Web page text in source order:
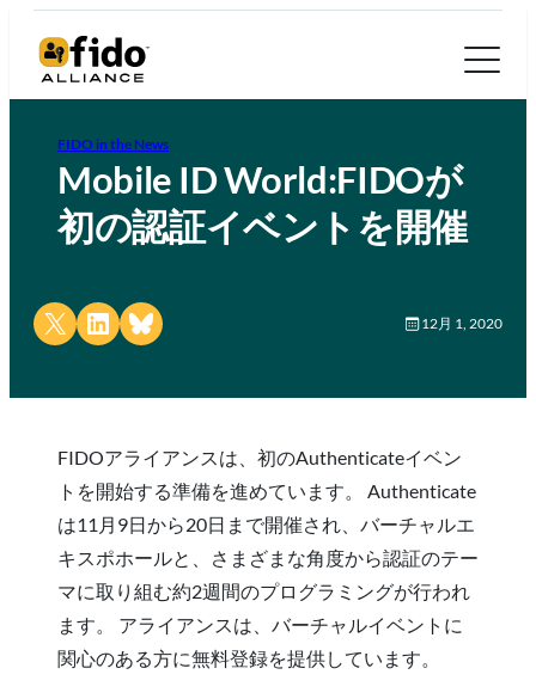
FIDO in the News
Mobile ID World:FIDOが
初の認証イベントを開催
Share on X Share on LinkedIn
Share on Bluesky 12月 1, 2020
FIDOアライアンスは、初のAuthenticateイベン
トを開始する準備を進めています。 Authenticate
は11月9日から20日まで開催され、バーチャルエ
キスポホールと、さまざまな角度から認証のテー
マに取り組む約2週間のプログラミングが行われ
ます。 アライアンスは、バーチャルイベントに
関心のある方に無料登録を提供しています。